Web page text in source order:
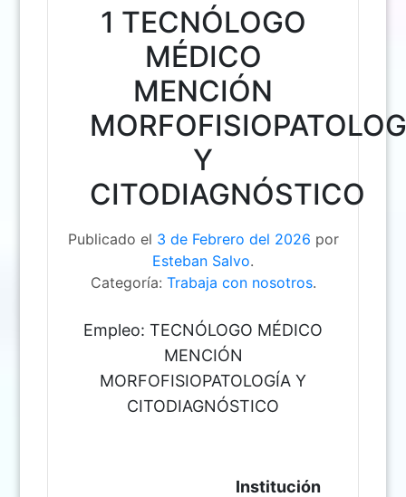
1 TECNÓLOGO
MÉDICO
MENCIÓN
Y
CITODIAGNÓSTICO
Publicado el 3 de Febrero del 2026 por
Esteban Salvo.
Categoría: Trabaja con nosotros.
Empleo: TECNÓLOGO MÉDICO
MENCIÓN
MORFOFISIOPATOLOGÍA Y
CITODIAGNÓSTICO
Institución